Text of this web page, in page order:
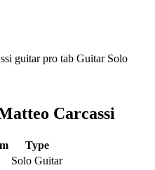
Carcassi
Type
Solo Guitar